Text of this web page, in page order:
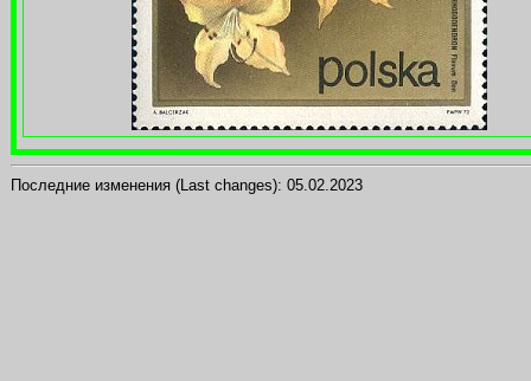
Последние изменения (Last changes): 05.02.2023